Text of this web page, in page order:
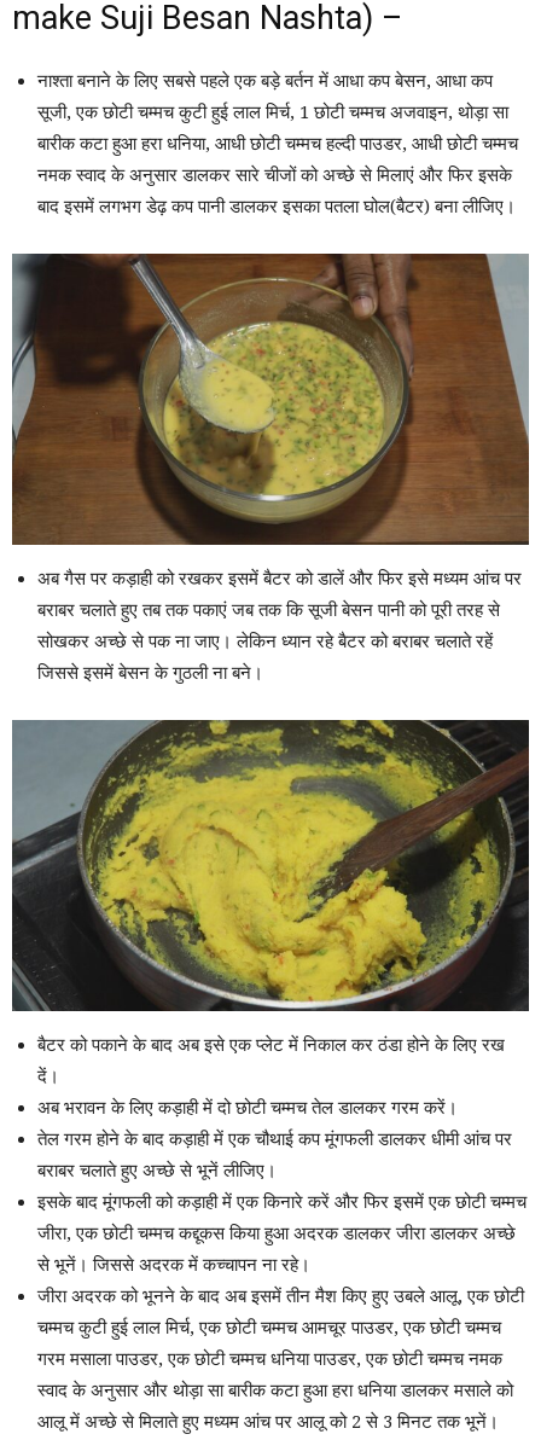
make Suji Besan Nashta) –
नाश्ता बनाने के लिए सबसे पहले एक बड़े बर्तन में आधा कप बेसन, आधा कप
सूजी, एक छोटी चम्मच कुटी हुई लाल मिर्च, 1 छोटी चम्मच अजवाइन, थोड़ा सा
बारीक कटा हुआ हरा धनिया, आधी छोटी चम्मच हल्दी पाउडर, आधी छोटी चम्मच
नमक स्वाद के अनुसार डालकर सारे चीजों को अच्छे से मिलाएं और फिर इसके
बाद इसमें लगभग डेढ़ कप पानी डालकर इसका पतला घोल(बैटर) बना लीजिए।
अब गैस पर कड़ाही को रखकर इसमें बैटर को डालें और फिर इसे मध्यम आंच पर
बराबर चलाते हुए तब तक पकाएं जब तक कि सूजी बेसन पानी को पूरी तरह से
सोखकर अच्छे से पक ना जाए। लेकिन ध्यान रहे बैटर को बराबर चलाते रहें
जिससे इसमें बेसन के गुठली ना बने।
बैटर को पकाने के बाद अब इसे एक प्लेट में निकाल कर ठंडा होने के लिए रख
दें।
अब भरावन के लिए कड़ाही में दो छोटी चम्मच तेल डालकर गरम करें।
तेल गरम होने के बाद कड़ाही में एक चौथाई कप मूंगफली डालकर धीमी आंच पर
बराबर चलाते हुए अच्छे से भूनें लीजिए।
इसके बाद मूंगफली को कड़ाही में एक किनारे करें और फिर इसमें एक छोटी चम्मच
जीरा, एक छोटी चम्मच कद्दूकस किया हुआ अदरक डालकर जीरा डालकर अच्छे
से भूनें। जिससे अदरक में कच्चापन ना रहे।
जीरा अदरक को भूनने के बाद अब इसमें तीन मैश किए हुए उबले आलू, एक छोटी
चम्मच कुटी हुई लाल मिर्च, एक छोटी चम्मच आमचूर पाउडर, एक छोटी चम्मच
गरम मसाला पाउडर, एक छोटी चम्मच धनिया पाउडर, एक छोटी चम्मच नमक
स्वाद के अनुसार और थोड़ा सा बारीक कटा हुआ हरा धनिया डालकर मसाले को
आलू में अच्छे से मिलाते हुए मध्यम आंच पर आलू को 2 से 3 मिनट तक भूनें।